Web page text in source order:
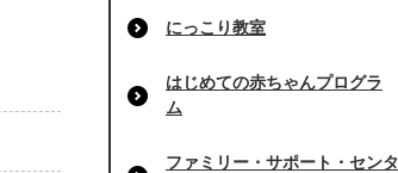
にっこり教室
はじめての赤ちゃんプログラ
ム
ファミリー・サポート・センタ